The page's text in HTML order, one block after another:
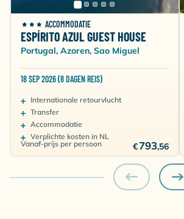
ACCOMMODATIE
ESPÍRITO AZUL GUEST HOUSE
Portugal, Azoren, Sao Miguel
18 SEP 2026 (8 DAGEN REIS)
Internationale retourvlucht
Transfer
Accommodatie
Verplichte kosten in NL
Vanaf-prijs per persoon
€793,56